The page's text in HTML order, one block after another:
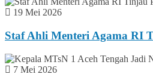
19 Mei 2026
Staf Ahli Menteri Agama RI
7 Mei 2026